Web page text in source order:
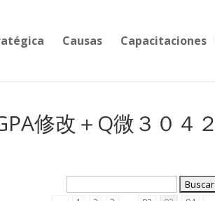
Causas Capacitaciones
修改＋Q微３０４２